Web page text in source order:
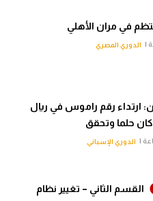
في مران الأهلي
| الدوري المصري
ارتداء رقم راموس في ريال
حلما وتحقق
الدوري الإسباني
القسم الثاني – تغيير نظام